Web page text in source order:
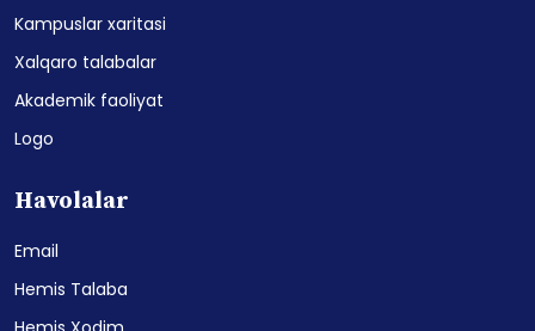
Kampuslar xaritasi
Xalqaro talabalar
Akademik faoliyat
Logo
Havolalar
Email
Hemis Talaba